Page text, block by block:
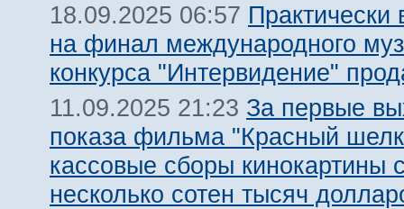
18.09.2025 06:57 Практически
на финал международного
конкурса "Интервидение"
11.09.2025 21:23 За первые
показа фильма "Красный
кассовые сборы кинокартины
несколько сотен тысяч